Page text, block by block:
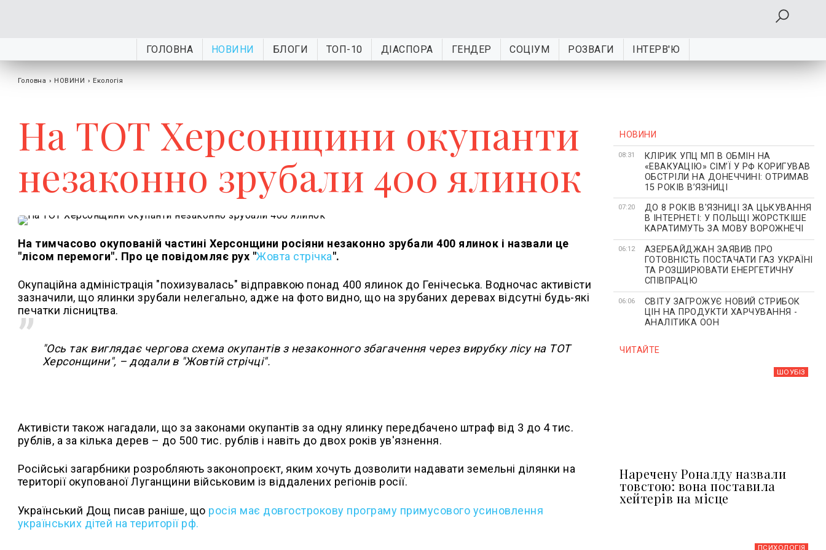
ГОЛОВНА НОВИНИ БЛОГИ ТОП-10 ДІАСПОРА ГЕНДЕР СОЦІУМ РОЗВАГИ ІНТЕРВ'Ю
Головна › НОВИНИ › Екологія
На ТОТ Херсонщини окупанти
незаконно зрубали 400 ялинок
На тимчасово окупованій частині Херсонщини росіяни незаконно зрубали 400 ялинок і назвали це
"лісом перемоги". Про це повідомляє рух "Жовта стрічка".
Окупаційна адміністрація "похизувалась" відправкою понад 400 ялинок до Генічеська. Водночас активісти
зазначили, що ялинки зрубали нелегально, адже на фото видно, що на зрубаних деревах відсутні будь-які
печатки лісництва.
"Ось так виглядає чергова схема окупантів з незаконного збагачення через вирубку лісу на ТОТ
Херсонщини", – додали в "Жовтій стрічці".
Активісти також нагадали, що за законами окупантів за одну ялинку передбачено штраф від 3 до 4 тис.
рублів, а за кілька дерев – до 500 тис. рублів і навіть до двох років ув'язнення.
Російські загарбники розробляють законопроєкт, яким хочуть дозволити надавати земельні ділянки на
території окупованої Луганщини військовим із віддалених регіонів росії.
Український Дощ писав раніше, що росія має довгострокову програму примусового усиновлення
українських дітей на території рф.
НОВИНИ
08:31
КЛІРИК УПЦ МП В ОБМІН НА
«ЕВАКУАЦІЮ» СІМʼЇ У РФ КОРИГУВАВ
ОБСТРІЛИ НА ДОНЕЧЧИНІ: ОТРИМАВ
15 РОКІВ ВʼЯЗНИЦІ
07:20
ДО 8 РОКІВ В'ЯЗНИЦІ ЗА ЦЬКУВАННЯ
В ІНТЕРНЕТІ: У ПОЛЬЩІ ЖОРСТКІШЕ
КАРАТИМУТЬ ЗА МОВУ ВОРОЖНЕЧІ
06:12
АЗЕРБАЙДЖАН ЗАЯВИВ ПРО
ГОТОВНІСТЬ ПОСТАЧАТИ ГАЗ УКРАЇНІ
ТА РОЗШИРЮВАТИ ЕНЕРГЕТИЧНУ
СПІВПРАЦЮ
06:06
СВІТУ ЗАГРОЖУЄ НОВИЙ СТРИБОК
ЦІН НА ПРОДУКТИ ХАРЧУВАННЯ -
АНАЛІТИКА ООН
ЧИТАЙТЕ
ШОУБIЗ
Наречену Роналду назвали
товстою: вона поставила
хейтерів на місце
ПСИХОЛОГІЯ